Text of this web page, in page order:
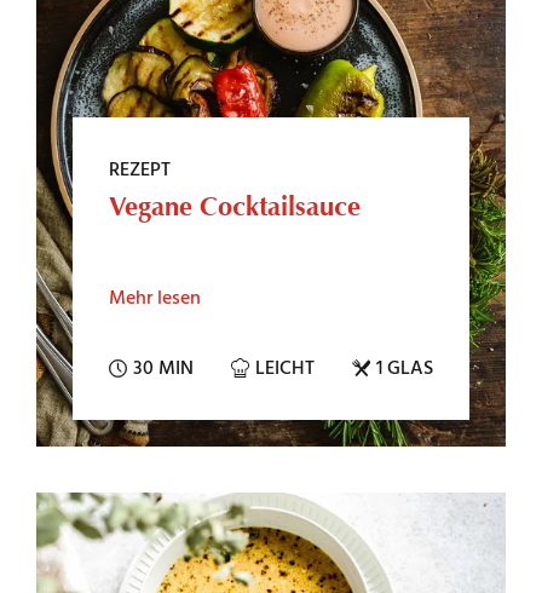
REZEPT
Vegane Cocktailsauce
Mehr lesen
30 MIN LEICHT 1 GLAS